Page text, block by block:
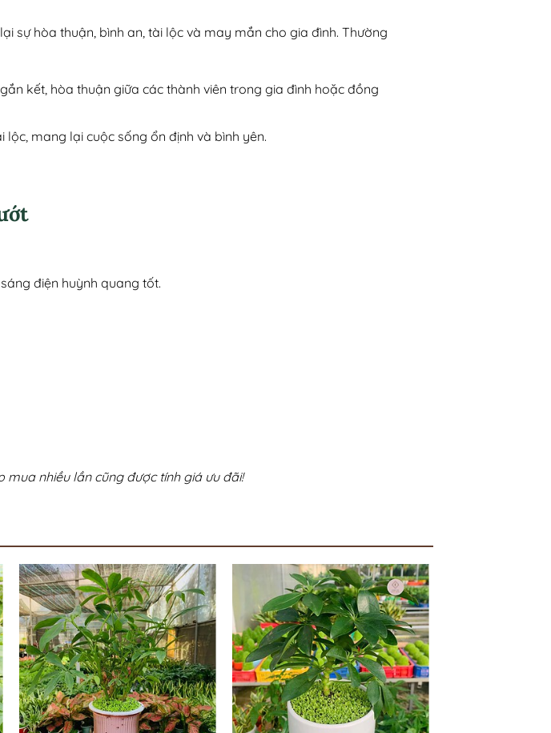
sự hòa thuận, bình an, tài lộc và may mắn cho gia đình. Thường
kết, hòa thuận giữa các thành viên trong gia đình hoặc đồng
lộc, mang lại cuộc sống ổn định và bình yên.
điện huỳnh quang tốt.
mua nhiều lần cũng được tính giá ưu đãi!